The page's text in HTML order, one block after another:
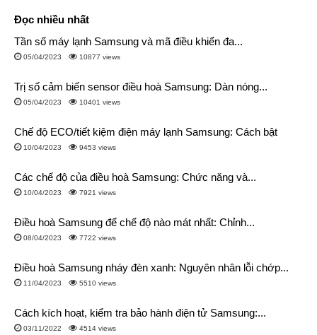
Đọc nhiều nhất
Tần số máy lạnh Samsung và mã điều khiển đa...
05/04/2023 10877 views
Trị số cảm biến sensor điều hoà Samsung: Dàn nóng...
05/04/2023 10401 views
Chế độ ECO/tiết kiệm điện máy lạnh Samsung: Cách bật
10/04/2023 9453 views
Các chế độ của điều hoà Samsung: Chức năng và...
10/04/2023 7921 views
Điều hoà Samsung để chế độ nào mát nhất: Chỉnh...
08/04/2023 7722 views
Điều hoà Samsung nháy đèn xanh: Nguyên nhân lỗi chớp...
11/04/2023 5510 views
Cách kích hoạt, kiểm tra bảo hành điện tử Samsung:...
03/11/2022 4514 views